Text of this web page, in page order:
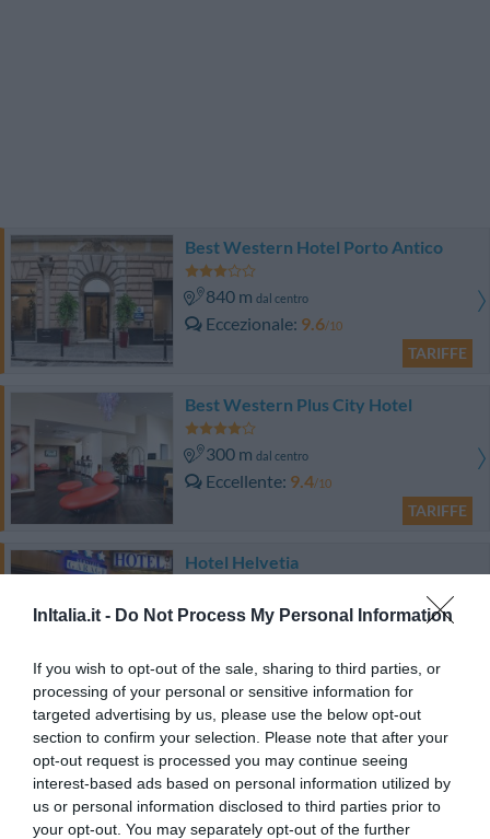
InItalia.it - Do Not Process My Personal Information
If you wish to opt-out of the sale, sharing to third parties, or
processing of your personal or sensitive information for
targeted advertising by us, please use the below opt-out
section to confirm your selection. Please note that after your
opt-out request is processed you may continue seeing
interest-based ads based on personal information utilized by
us or personal information disclosed to third parties prior to
your opt-out. You may separately opt-out of the further
Best Western Hotel Porto Antico
840 m dal centro
Eccezionale 9.6/10
TARIFFE
Best Western Plus City Hotel
300 m dal centro
Eccellente 9.4/10
TARIFFE
Hotel Helvetia
870 mdal centro
TARIFFE
Locanda di Palazzo Cicala
680 m dal centro
Ottimo 8.2 /10
TARIFFE